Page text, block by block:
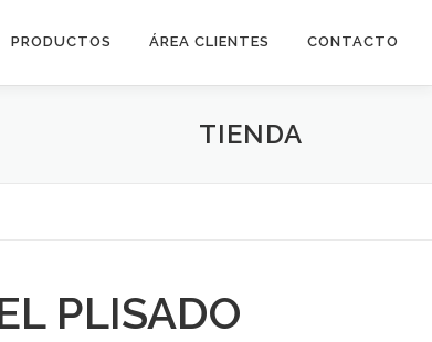
PRODUCTOS ÁREA CLIENTES CONTACTO
TIENDA
PLISADO